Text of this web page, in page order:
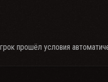
прошёл условия